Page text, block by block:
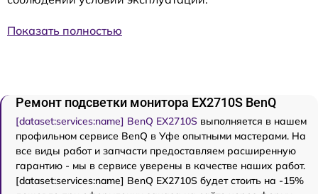
Показать полностью
Ремонт подсветки монитора EX2710S BenQ
[dataset:services:name] BenQ EX2710S выполняется в нашем
профильном сервисе BenQ в Уфе опытными мастерами. На
все виды работ и запчасти предоставляем расширенную
гарантию - мы в сервисе уверены в качестве наших работ.
[dataset:services:name] BenQ EX2710S будет стоить на -15%